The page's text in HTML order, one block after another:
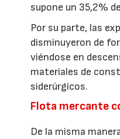
supone un 35,2%
Por su parte, las
disminuyeron de
viéndose en
materiales de
siderúrgicos.
Flota mercante
De la misma